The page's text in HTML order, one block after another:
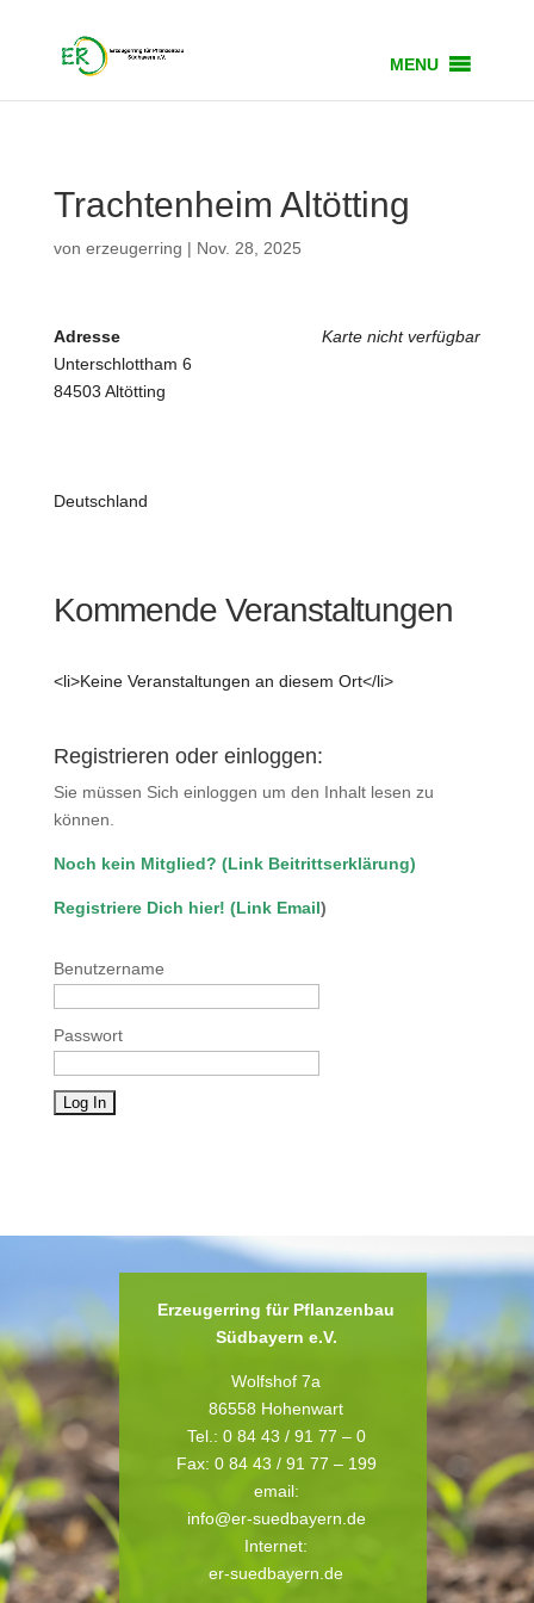
MENU
Trachtenheim Altötting
von erzeugerring | Nov. 28, 2025
Karte nicht verfügbar
Adresse
Unterschlottham 6
84503 Altötting
Deutschland
Kommende Veranstaltungen
<li>Keine Veranstaltungen an diesem Ort</li>
Registrieren oder einloggen:
Sie müssen Sich einloggen um den Inhalt lesen zu
können.
Noch kein Mitglied? (Link Beitrittserklärung)
Registriere Dich hier! (Link Email)
Benutzername
Passwort
Erzeugerring für Pflanzenbau
Südbayern e.V.
Wolfshof 7a
86558 Hohenwart
Tel.: 0 84 43 / 91 77 – 0
Fax: 0 84 43 / 91 77 – 199
email:
info@er-suedbayern.de
Internet:
er-suedbayern.de